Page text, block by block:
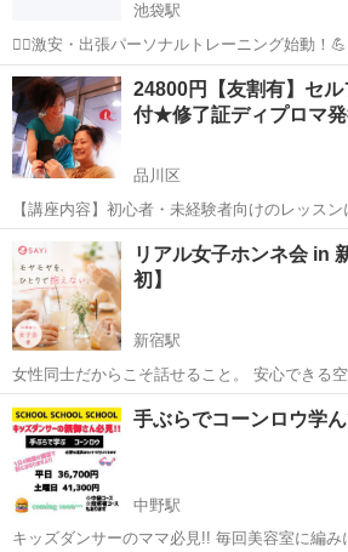
池袋駅
🚶‍♂️激安・出張パーソナルトレーニング始動！💪 「ジムに行く時間がな
い」「在宅ワークで運動不足」 そんなあなた
東京 豊島区 池袋駅 その他 パ
24800円【友割有】セ
付★修了証ディプロマ
品川区
【講座内容】初心者・未経験者向けのレッスン
時間！ご自宅で気軽にセルフジェルネイルが
スンです。デザインは特に指定が無ければ、未
簡単なラメグラデーションを予定。オフ...
東京 品川区 ネイル
リアル女子ホンネ会 in
初】
新宿駅
女性同士だからこそ話せること。 安心できる空間で、「性」について
気軽にお話ししてみませんか？ 「パートナーには話しづらい…」 「他
の人はどう考えているんだろう？」 「ちょっと聞
想いや...
東京 新宿区 新宿駅 美容健康 シ
手ぶらでコーンロウ学
中野駅
キッズダンサーのママ必見!! 毎回美容室に編みに行くのって大変です